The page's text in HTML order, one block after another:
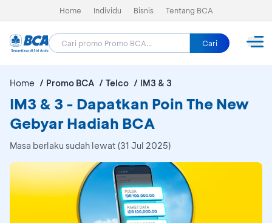
Home Individu Bisnis Tentang BCA
Cari
Home Promo BCA Telco IM3 & 3
IM3 & 3 - Dapatkan Poin The New
Gebyar Hadiah BCA
Masa berlaku sudah lewat (31 Jul 2025)